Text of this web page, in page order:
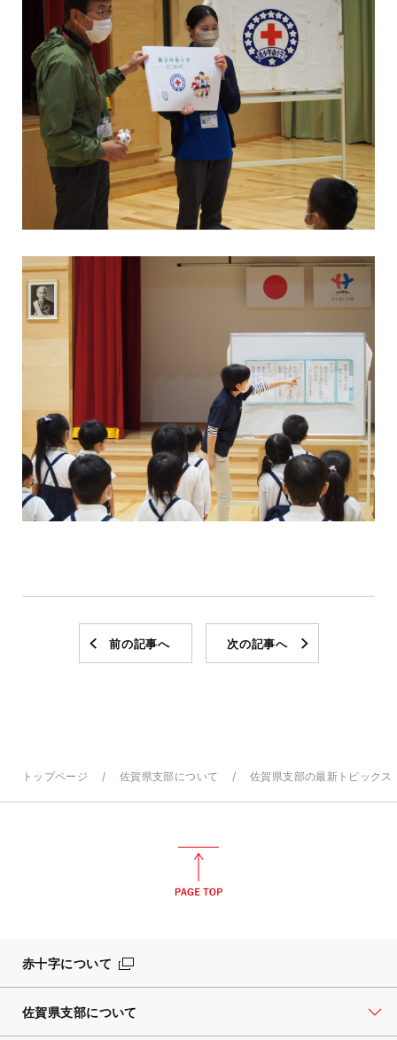
前の記事へ 次の記事へ
トップページ 佐賀県支部について 佐賀県支部の最新トピックス
赤十字について
佐賀県支部について